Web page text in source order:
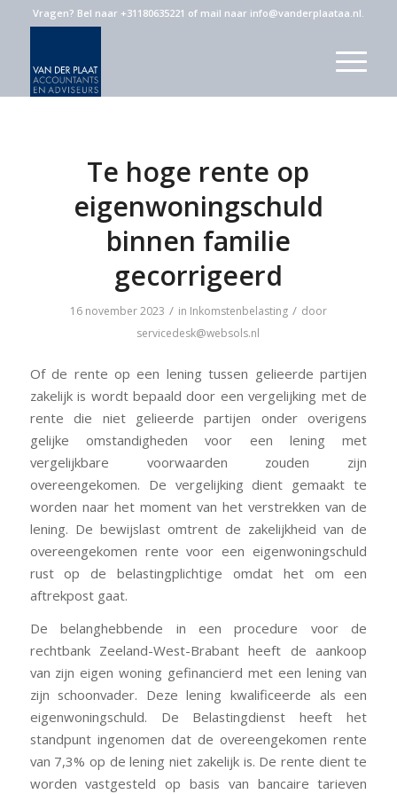
Vragen? Bel naar +31180635221 of mail naar info@vanderplaataa.nl.
Te hoge rente op
eigenwoningschuld
binnen familie
gecorrigeerd
16 november 2023 / in Inkomstenbelasting / door
servicedesk@websols.nl
Of de rente op een lening tussen gelieerde partijen
zakelijk is wordt bepaald door een vergelijking met de
rente die niet gelieerde partijen onder overigens
gelijke omstandigheden voor een lening met
vergelijkbare voorwaarden zouden zijn
overeengekomen. De vergelijking dient gemaakt te
worden naar het moment van het verstrekken van de
lening. De bewijslast omtrent de zakelijkheid van de
overeengekomen rente voor een eigenwoningschuld
rust op de belastingplichtige omdat het om een
aftrekpost gaat.
De belanghebbende in een procedure voor de
rechtbank Zeeland-West-Brabant heeft de aankoop
van zijn eigen woning gefinancierd met een lening van
zijn schoonvader. Deze lening kwalificeerde als een
eigenwoningschuld. De Belastingdienst heeft het
standpunt ingenomen dat de overeengekomen rente
van 7,3% op de lening niet zakelijk is. De rente dient te
worden vastgesteld op basis van bancaire tarieven